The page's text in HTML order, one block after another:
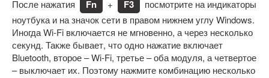
После нажатия Fn + F3
посмотрите на индикаторы
ноутбука и на значок сети в правом нижнем углу Windows.
Иногда Wi-Fi включается не мгновенно, а через несколько
секунд. Также бывает, что одно нажатие включает
Bluetooth, второе – Wi-Fi, третье – оба модуля, а четвертое
– выключает их. Поэтому нажмите комбинацию несколько